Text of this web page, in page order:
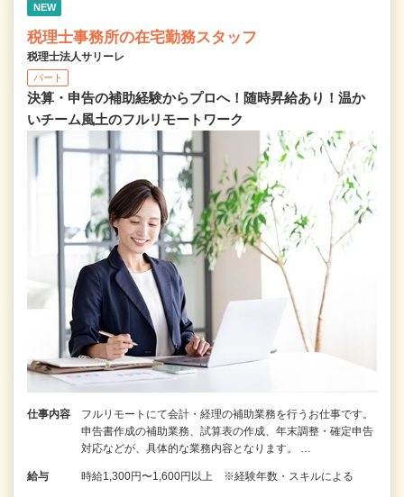
NEW
税理士事務所の在宅勤務スタッフ
税理士法人サリーレ
パート
決算・申告の補助経験からプロへ！随時昇給あり！温か
いチーム⾵⼟のフルリモートワーク
仕事内容
フルリモートにて会計・経理の補助業務を行うお仕事です。
申告書作成の補助業務、試算表の作成、年末調整・確定申告
対応などが、具体的な業務内容となります。 …
給与 時給1,300円〜1,600円以上 ※経験年数・スキルによる